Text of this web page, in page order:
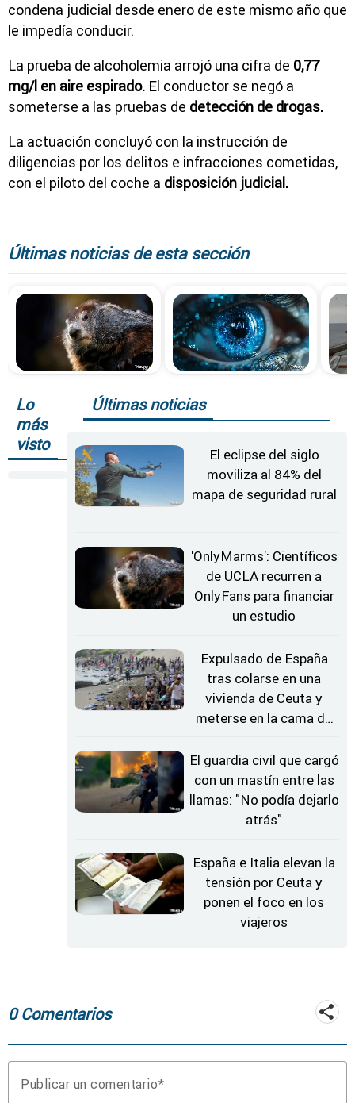
condena judicial desde enero de este mismo año que
le impedía conducir.
La prueba de alcoholemia arrojó una cifra de 0,77
mg/l en aire espirado. El conductor se negó a
someterse a las pruebas de detección de drogas.
La actuación concluyó con la instrucción de
diligencias por los delitos e infracciones cometidas,
con el piloto del coche a disposición judicial.
Últimas noticias de esta sección
Lo
más
visto
Últimas noticias
El eclipse del siglo
moviliza al 84% del
mapa de seguridad rural
'OnlyMarms': Científicos
de UCLA recurren a
OnlyFans para financiar
un estudio
Expulsado de España
tras colarse en una
vivienda de Ceuta y
meterse en la cama de
El guardia civil que cargó
con un mastín entre las
llamas: "No podía dejarlo
atrás"
España e Italia elevan la
tensión por Ceuta y
ponen el foco en los
viajeros
0 Comentarios
Publicar un comentario